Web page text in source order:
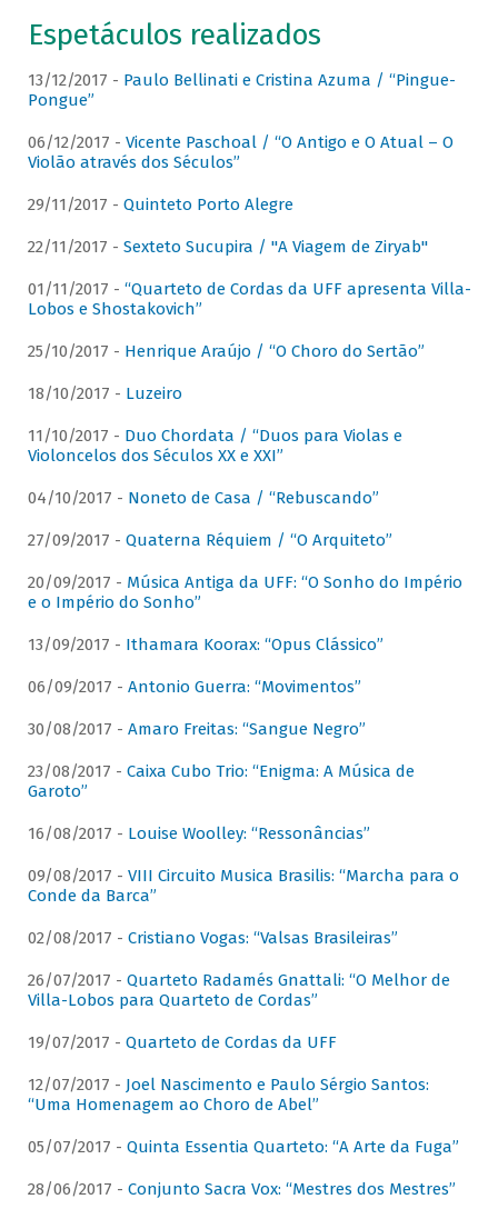
Espetáculos realizados
13/12/2017 - Paulo Bellinati e Cristina Azuma / “Pingue-
Pongue”
06/12/2017 - Vicente Paschoal / “O Antigo e O Atual – O
Violão através dos Séculos”
29/11/2017 - Quinteto Porto Alegre
22/11/2017 - Sexteto Sucupira / "A Viagem de Ziryab"
01/11/2017 - “Quarteto de Cordas da UFF apresenta Villa-
Lobos e Shostakovich”
25/10/2017 - Henrique Araújo / “O Choro do Sertão”
18/10/2017 - Luzeiro
11/10/2017 - Duo Chordata / “Duos para Violas e
Violoncelos dos Séculos XX e XXI”
04/10/2017 - Noneto de Casa / “Rebuscando”
27/09/2017 - Quaterna Réquiem / “O Arquiteto”
20/09/2017 - Música Antiga da UFF: “O Sonho do Império
e o Império do Sonho”
13/09/2017 - Ithamara Koorax: “Opus Clássico”
06/09/2017 - Antonio Guerra: “Movimentos”
30/08/2017 - Amaro Freitas: “Sangue Negro”
23/08/2017 - Caixa Cubo Trio: “Enigma: A Música de
Garoto”
16/08/2017 - Louise Woolley: “Ressonâncias”
09/08/2017 - VIII Circuito Musica Brasilis: “Marcha para o
Conde da Barca”
02/08/2017 - Cristiano Vogas: “Valsas Brasileiras”
26/07/2017 - Quarteto Radamés Gnattali: “O Melhor de
Villa-Lobos para Quarteto de Cordas”
19/07/2017 - Quarteto de Cordas da UFF
12/07/2017 - Joel Nascimento e Paulo Sérgio Santos:
“Uma Homenagem ao Choro de Abel”
05/07/2017 - Quinta Essentia Quarteto: “A Arte da Fuga”
28/06/2017 - Conjunto Sacra Vox: “Mestres dos Mestres”